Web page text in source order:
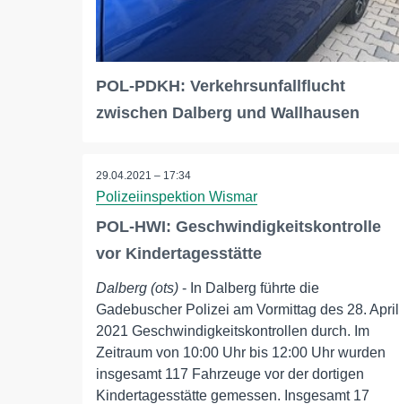
POL-PDKH: Verkehrsunfallflucht
zwischen Dalberg und Wallhausen
29.04.2021 – 17:34
Polizeiinspektion Wismar
POL-HWI: Geschwindigkeitskontrolle
vor Kindertagesstätte
Dalberg (ots) - In Dalberg führte die
Gadebuscher Polizei am Vormittag des 28. April
2021 Geschwindigkeitskontrollen durch. Im
Zeitraum von 10:00 Uhr bis 12:00 Uhr wurden
insgesamt 117 Fahrzeuge vor der dortigen
Kindertagesstätte gemessen. Insgesamt 17